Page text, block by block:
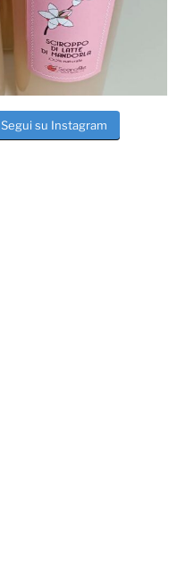
Segui su Instagram